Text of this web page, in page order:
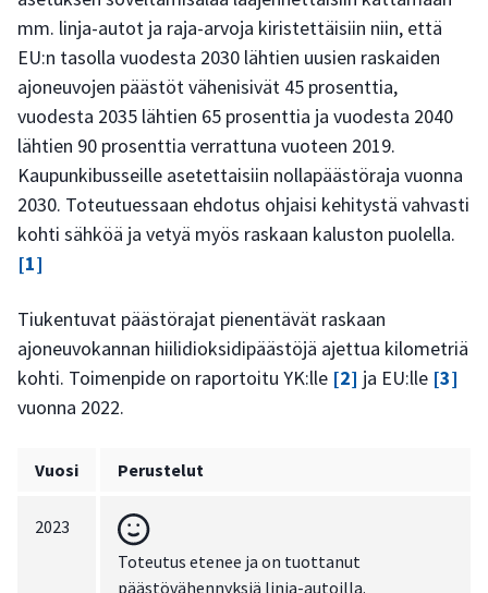
mm. linja-autot ja raja-arvoja kiristettäisiin niin, että
EU:n tasolla vuodesta 2030 lähtien uusien raskaiden
ajoneuvojen päästöt vähenisivät 45 prosenttia,
vuodesta 2035 lähtien 65 prosenttia ja vuodesta 2040
lähtien 90 prosenttia verrattuna vuoteen 2019.
Kaupunkibusseille asetettaisiin nollapäästöraja vuonna
2030. Toteutuessaan ehdotus ohjaisi kehitystä vahvasti
kohti sähköä ja vetyä myös raskaan kaluston puolella.
[1]
Tiukentuvat päästörajat pienentävät raskaan
ajoneuvokannan hiilidioksidipäästöjä ajettua kilometriä
kohti. Toimenpide on raportoitu YK:lle [2] ja EU:lle [3]
vuonna 2022.
Vuosi Perustelut
2023
Toteutus etenee ja on tuottanut
päästövähennyksiä linja-autoilla.